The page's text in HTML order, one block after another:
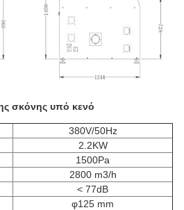
σκόνης υπό κενό
380V/50Hz
2.2KW
1500Pa
2800 m3/h
< 77dB
φ125 mm